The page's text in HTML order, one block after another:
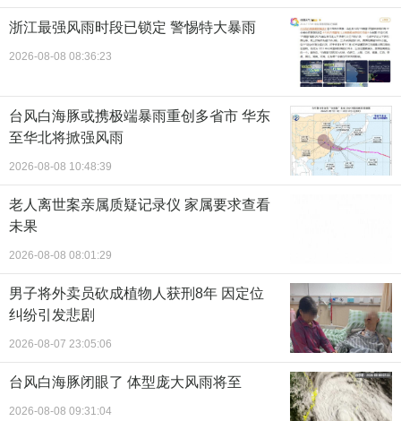
浙江最强风雨时段已锁定 警惕特大暴雨
2026-08-08 08:36:23
台风白海豚或携极端暴雨重创多省市 华东
至华北将掀强风雨
2026-08-08 10:48:39
老人离世案亲属质疑记录仪 家属要求查看
未果
2026-08-08 08:01:29
男子将外卖员砍成植物人获刑8年 因定位
纠纷引发悲剧
2026-08-07 23:05:06
台风白海豚闭眼了 体型庞大风雨将至
2026-08-08 09:31:04